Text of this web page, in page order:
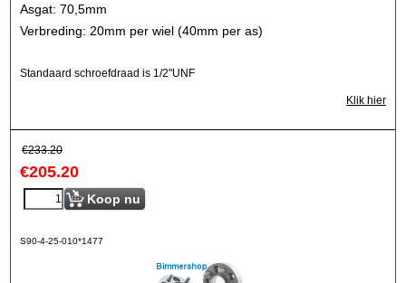
Asgat: 70,5mm
Verbreding: 20mm per wiel (40mm per as)
Standaard schroefdraad is 1/2"UNF
Klik hier
€233.20
€205.20
Koop nu
S90-4-25-010*1477